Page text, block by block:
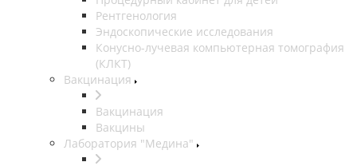
Рентгенология
Эндоскопические исследования
Конусно-лучевая компьютерная томография
(КЛКТ)
Вакцинация
Вакцинация
Вакцины
Лаборатория "Медина"